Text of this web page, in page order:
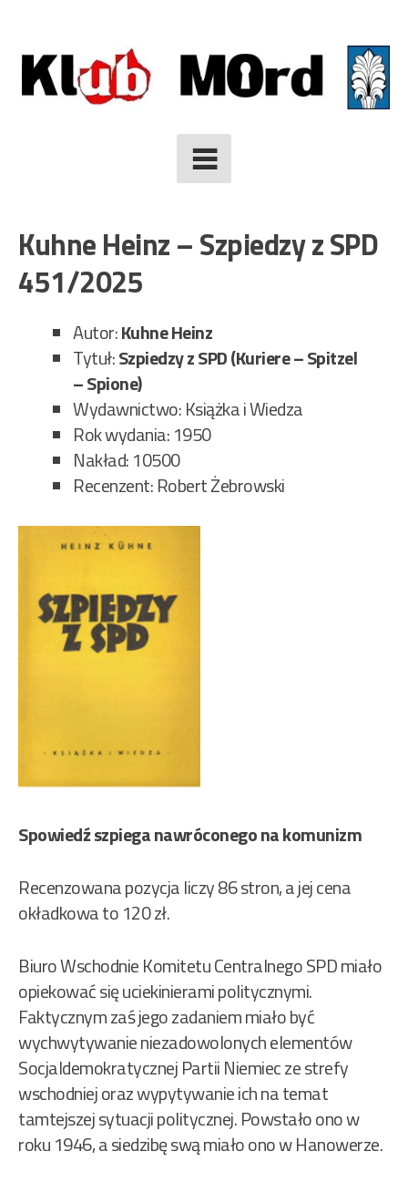
to
content
Kuhne Heinz – Szpiedzy z SPD
451/2025
Autor:Kuhne Heinz
Tytuł:Szpiedzy z SPD (Kuriere – Spitzel
– Spione)
Wydawnictwo: Książka i Wiedza
Rok wydania: 1950
Nakład: 10500
Recenzent: Robert Żebrowski
Spowiedź szpiega nawróconego na komunizm
Recenzowana pozycja liczy 86 stron, a jej cena
okładkowa to 120 zł.
Biuro Wschodnie Komitetu Centralnego SPD miało
opiekować się uciekinierami politycznymi.
Faktycznym zaś jego zadaniem miało być
wychwytywanie niezadowolonych elementów
Socjaldemokratycznej Partii Niemiec ze strefy
wschodniej oraz wypytywanie ich na temat
tamtejszej sytuacji politycznej. Powstało ono w
roku 1946, a siedzibę swą miało ono w Hanowerze.